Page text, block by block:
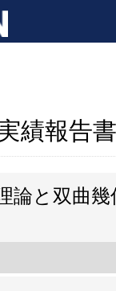
績報告書
論と双曲幾